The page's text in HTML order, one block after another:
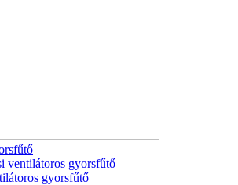
ventilátoros gyorsfűtő
gyorsfűtő